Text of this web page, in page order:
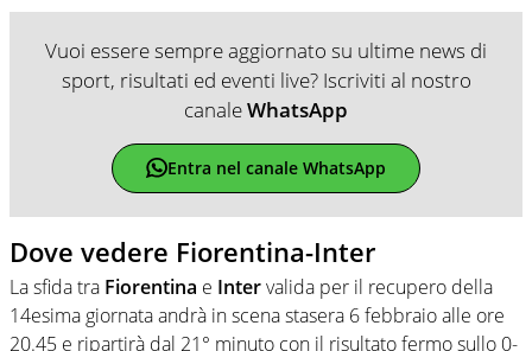
Vuoi essere sempre aggiornato su ultime news di
sport, risultati ed eventi live? Iscriviti al nostro
canaleWhatsApp
Entra nel canale WhatsApp
Dove vedere Fiorentina-Inter
La sfida tra Fiorentina e Intervalida per il recupero della
14esima giornata andrà in scena stasera 6 febbraio alle ore
20.45 e ripartirà dal 21° minuto con il risultato fermo sullo 0-